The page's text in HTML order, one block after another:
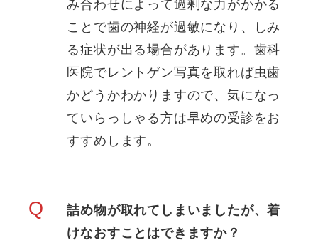
み合わせによって過剰な力がかかる
ことで歯の神経が過敏になり、しみ
る症状が出る場合があります。歯科
医院でレントゲン写真を取れば虫歯
かどうかわかりますので、気になっ
ていらっしゃる方は早めの受診をお
すすめします。
Q
詰め物が取れてしまいましたが、着
けなおすことはできますか？